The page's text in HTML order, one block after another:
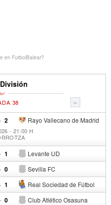
en FutbolBalear?
»
38
Rayo Vallecano de Madrid
2
- 21:00 H
Levante UD
1
Sevilla FC
0
Real Sociedad de Fútbol
1
Club Atlético Osasuna
0